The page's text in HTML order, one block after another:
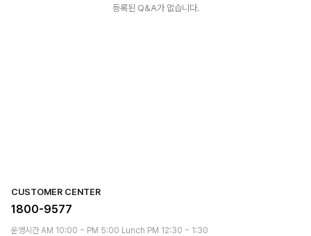
등록된 Q&A가 없습니다.
CUSTOMER CENTER
1800-9577
운영시간 AM 10:00 ~ PM 5:00 Lunch PM 12:30 ~ 1:30